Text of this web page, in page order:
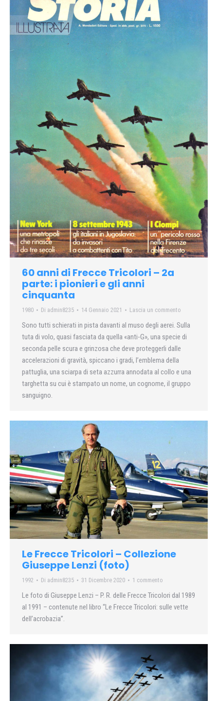
60 anni di Frecce Tricolori – 2a
parte: i pionieri e gli anni
cinquanta
1980 Di admin8235 14 Gennaio 2021 Lascia un commento
Sono tutti schierati in pista davanti al muso degli aerei. Sulla
tuta di volo, quasi fasciata da quella «anti-G», una specie di
seconda pelle scura e grinzosa che deve proteggerli dalle
accelerazioni di gravità, spiccano i gradi, l’emblema della
pattuglia, una sciarpa di seta azzurra annodata al collo e una
targhetta su cui è stampato un nome, un cognome, il gruppo
sanguigno.
Le Frecce Tricolori – Collezione
Giuseppe Lenzi (foto)
1992 Di admin8235 31 Dicembre 2020 1 commento
Le foto di Giuseppe Lenzi – P. R. delle Frecce Tricolori dal 1989
al 1991 – contenute nel libro “Le Frecce Tricolori: sulle vette
dell’acrobazia”.